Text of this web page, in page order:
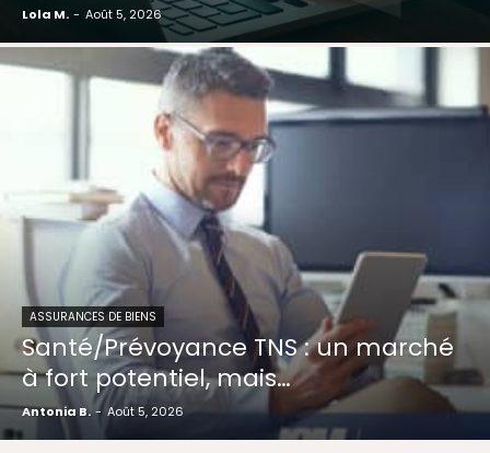
Lola M. - Août 5, 2026
ASSURANCES DE BIENS
Santé/Prévoyance TNS : un marché
à fort potentiel, mais…
Antonia B. - Août 5, 2026